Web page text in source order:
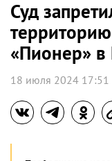
Суд
«Пионер» в
18 июля 2024 17:51